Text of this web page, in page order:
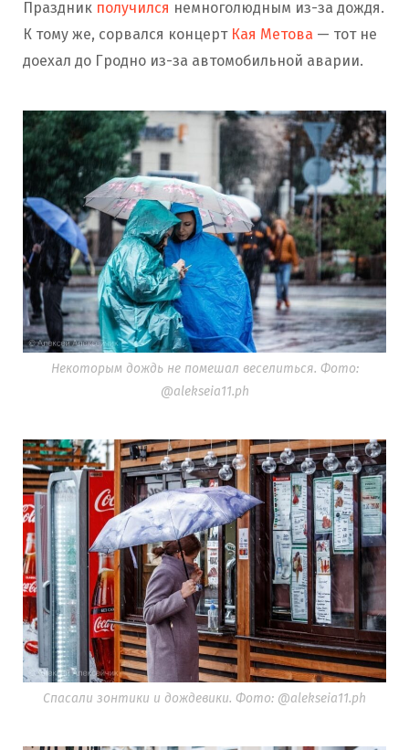
Праздник получился немноголюдным из-за дождя.
К тому же, сорвался концерт Кая Метова — тот не
доехал до Гродно из-за автомобильной аварии.
Некоторым дождь не помешал веселиться. Фото:
@alekseia11.ph
Спасали зонтики и дождевики. Фото: @alekseia11.ph